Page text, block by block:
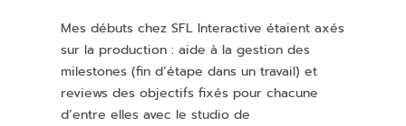
Mes débuts chez SFL Interactive étaient axés
sur la production : aide à la gestion des
milestones (fin d’étape dans un travail) et
reviews des objectifs fixés pour chacune
d’entre elles avec le studio de